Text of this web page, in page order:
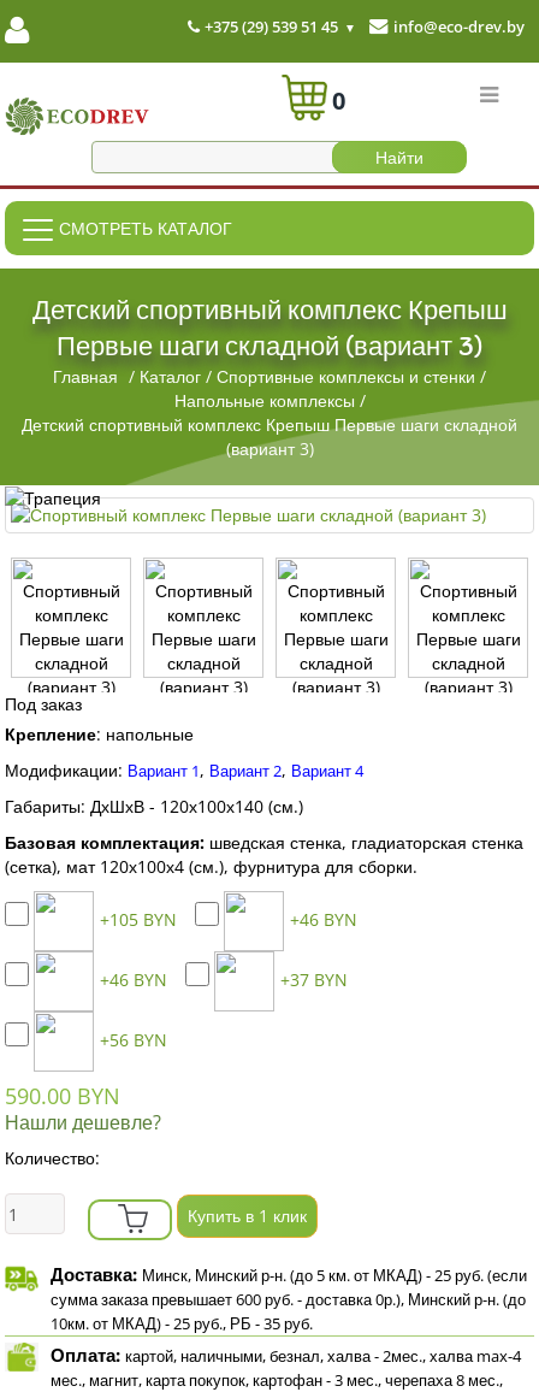
+375 (29) 539 51 45 info@eco-drev.by
0
СМОТРЕТЬ КАТАЛОГ
Детский спортивный комплекс Крепыш
Первые шаги складной (вариант 3)
Главная / Каталог / Спортивные комплексы и стенки /
Напольные комплексы /
Детский спортивный комплекс Крепыш Первые шаги складной
(вариант 3)
Под заказ
Крепление: напольные
Модификации: Вариант 1, Вариант 2, Вариант 4
Габариты: ДхШхВ - 120х100х140 (см.)
Базовая комплектация: шведская стенка, гладиаторская стенка
(сетка), мат 120х100х4 (см.), фурнитура для сборки.
+105 BYN +46 BYN
+46 BYN +37 BYN
+56 BYN
590.00 BYN
Нашли дешевле?
Количество:
Купить в 1 клик
Доставка: Минск, Минский р-н. (до 5 км. от МКАД) - 25 руб. (если
сумма заказа превышает 600 руб. - доставка 0р.), Минский р-н. (до
10км. от МКАД) - 25 руб., РБ - 35 руб.
Оплата: картой, наличными, безнал, халва - 2мес., халва max-4
мес., магнит, карта покупок, картофан - 3 мес., черепаха 8 мес.,